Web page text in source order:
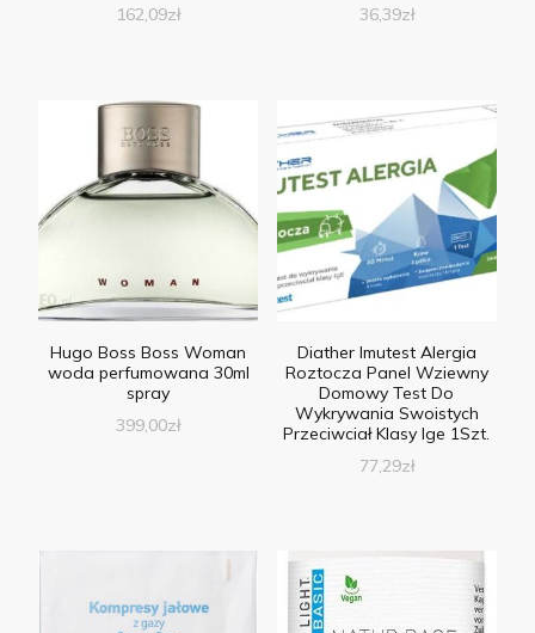
162,09zł
36,39zł
Hugo Boss Boss Woman
woda perfumowana 30ml
spray
399,00zł
Diather Imutest Alergia
Roztocza Panel Wziewny
Domowy Test Do
Wykrywania Swoistych
Przeciwciał Klasy Ige 1Szt.
77,29zł